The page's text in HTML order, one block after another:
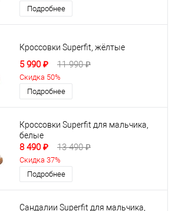
Подробнее
Кроссовки Superfit, жёлтые
5 990 ₽ 11 990 ₽
Скидка 50%
Подробнее
Кроссовки Superfit для мальчика,
белые
8 490 ₽ 13 490 ₽
Скидка 37%
Подробнее
Сандалии Superfit для мальчика,